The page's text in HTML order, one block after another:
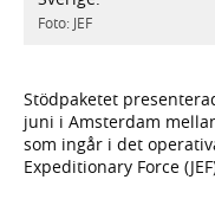
Foto: JEF
Stödpaketet
juni i Amsterdam
som ingår i det
Expeditionary Force